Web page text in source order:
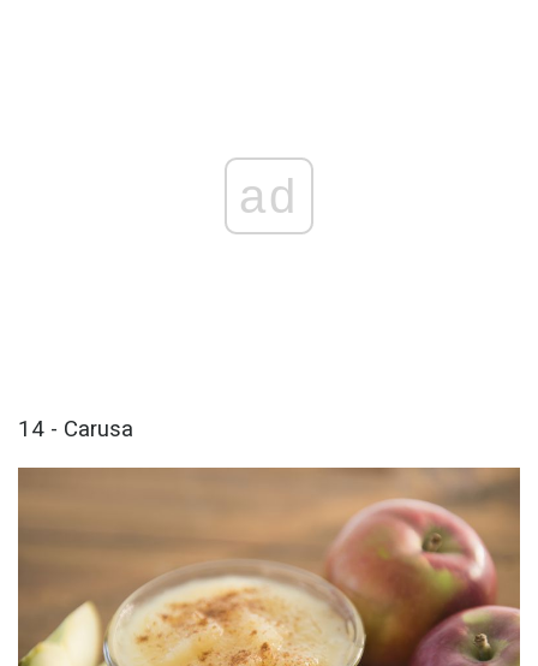
ad
14 - Carusa